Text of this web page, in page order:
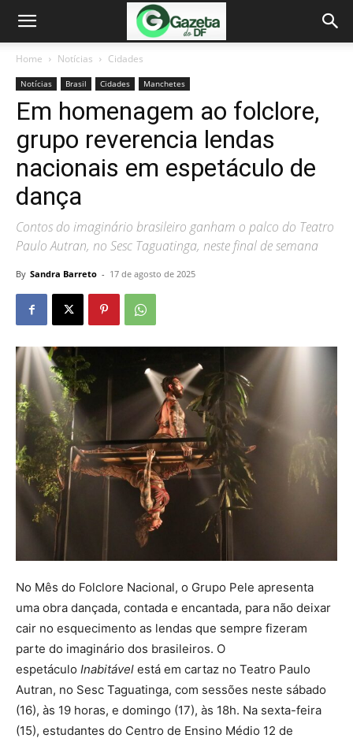
Home Notícias Cidades
Notícias Brasil Cidades Manchetes
Em homenagem ao folclore,
grupo reverencia lendas
nacionais em espetáculo de
dança
Contos do imaginário brasileiro ganham o palco do Teatro
Paulo Autran, no Sesc Taguatinga, neste final de semana
By Sandra Barreto - 17 de agosto de 2025
No Mês do Folclore Nacional, o Grupo Pele apresenta
uma obra dançada, contada e encantada, para não deixar
cair no esquecimento as lendas que sempre fizeram
parte do imaginário dos brasileiros. O
espetáculo Inabitável está em cartaz no Teatro Paulo
Autran, no Sesc Taguatinga, com sessões neste sábado
(16), às 19 horas, e domingo (17), às 18h. Na sexta-feira
(15), estudantes do Centro de Ensino Médio 12 de